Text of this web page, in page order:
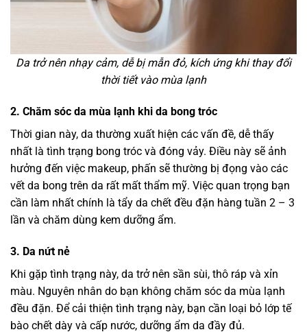
Da trở nên nhạy cảm, dễ bị mẫn đỏ, kích ứng khi thay đổi
thời tiết vào mùa lạnh
2. Chăm sóc da mùa lạnh khi da bong tróc
Thời gian này, da thường xuất hiện các vấn đề, dễ thấy
nhất là tình trạng bong tróc và đóng vảy. Điều này sẽ ảnh
hưởng đến việc makeup, phấn sẽ thường bị đọng vào các
vết da bong trên da rất mất thẩm mỹ. Việc quan trọng bạn
cần làm nhất chính là tẩy da chết đều đặn hàng tuần 2 – 3
lần và chăm dùng kem dưỡng ẩm.
3. Da nứt nẻ
Khi gặp tình trạng này, da trở nên sần sùi, thô ráp và xỉn
màu. Nguyên nhân do bạn không chăm sóc da mùa lạnh
đều đặn. Để cải thiện tình trạng này, bạn cần loại bỏ lớp tế
bào chết dày và cấp nước, dưỡng ẩm da đầy đủ.